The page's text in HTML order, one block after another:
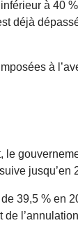
à 40
déjà
à
jusqu’en
39,5 % en